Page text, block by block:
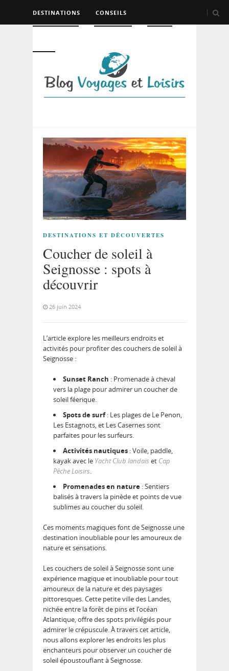
DESTINATIONS CONSEILS
DESTINATIONS ET DÉCOUVERTES
Coucher de soleil à
Seignosse : spots à
découvrir
26 juin 2024
L’article explore les meilleurs endroits et
activités pour profiter des couchers de soleil à
Seignosse :
Sunset Ranch : Promenade à cheval
vers la plage pour admirer un coucher de
soleil féerique.
Spots de surf: Les plages de Le Penon,
Les Estagnots, et Les Casernes sont
parfaites pour les surfeurs.
Activités nautiques : Voile, paddle,
kayak avec le Yacht Club landais et Cap
Pêche Loisirs.
Promenades en nature : Sentiers
balisés à travers la pinède et points de vue
sublimes au coucher du soleil.
Ces moments magiques font de Seignosse une
destination inoubliable pour les amoureux de
nature et sensations.
Les couchers de soleil à Seignosse sont une
expérience magique et inoubliable pour tout
amoureux de la nature et des paysages
pittoresques. Cette petite ville des Landes,
nichée entre la forêt de pins et l’océan
Atlantique, offre des spots privilégiés pour
admirer le crépuscule. À travers cet article,
nous allons explorer les endroits les plus
enchanteurs pour observer un coucher de
soleil époustouflant à Seignosse.